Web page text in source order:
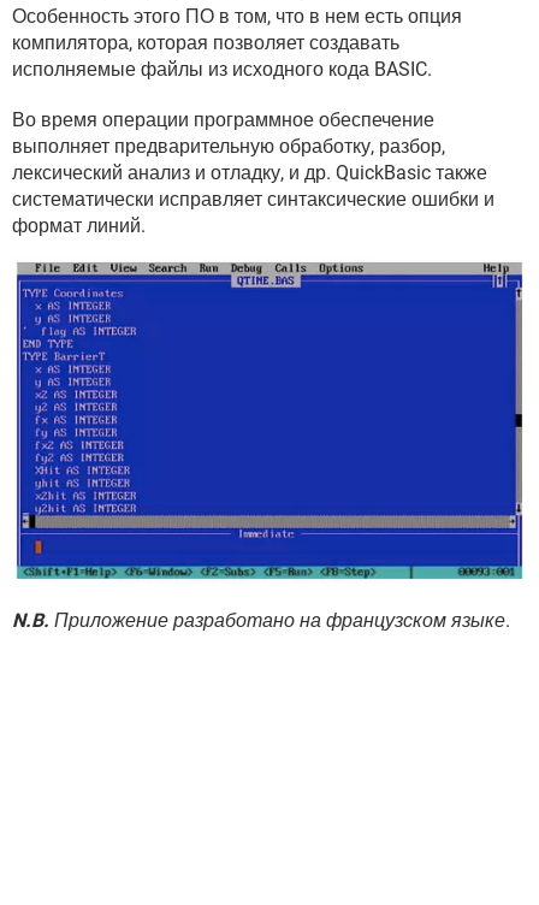
ВИДЕО
YANDEX
Особенность этого ПО в том, что в нем есть опция
компилятора, которая позволяет создавать
исполняемые файлы из исходного кода BASIC.
Во время операции программное обеспечение
выполняет предварительную обработку, разбор,
лексический анализ и отладку, и др. QuickBasic также
систематически исправляет синтаксические ошибки и
формат линий.
N.B. Приложение разработано на французском языке.